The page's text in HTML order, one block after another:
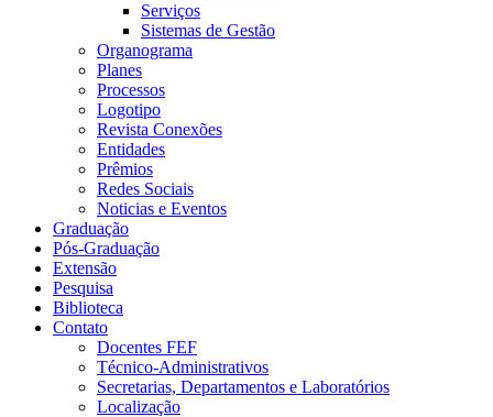
Serviços
Sistemas de Gestão
Organograma
Planes
Processos
Logotipo
Revista Conexões
Entidades
Prêmios
Redes Sociais
Noticias e Eventos
Graduação
Pós-Graduação
Extensão
Pesquisa
Biblioteca
Contato
Docentes FEF
Técnico-Administrativos
Secretarias, Departamentos e Laboratórios
Localização